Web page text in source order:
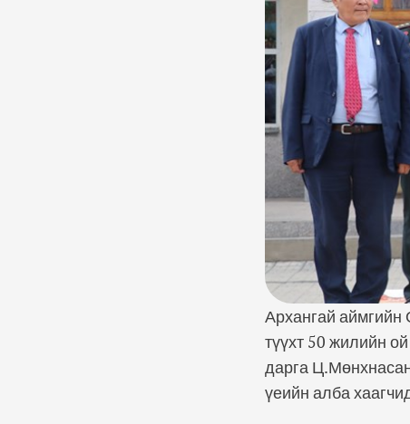
Архангай аймгийн
түүхт 50 жилийн
дарга
үеийн алба